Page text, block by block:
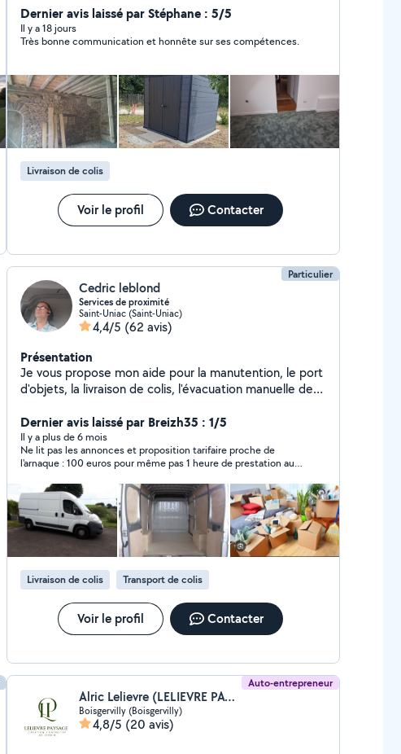
peux proposer de nombreux services de bricolages,
d'entretien interieur et exterieur, petit jardinage-
debroussaillage à definir.
Dernier avis laissé par Stéphane : 5/5
Il y a 18 jours
Très bonne communication et honnête sur ses compétences.
Livraison de colis
Voir le profil Contacter
Particulier
Cedric leblond
Services de proximité
Saint-Uniac (Saint-Uniac)
4,4/5 (62 avis)
Présentation
Je vous propose mon aide pour la manutention, le port
d'objets, la livraison de colis, l'évacuation manuelle de
prêt à rendre service Contactez moi !
Dernier avis laissé par Breizh35 : 1/5
Il y a plus de 6 mois
Ne lit pas les annonces et proposition tarifaire proche de
l'arnaque : 100 euros pour même pas 1 heure de prestation au
d'appartement !!! Je ne ferai donc pas affaire avec vous.
Livraison de colis Transport de colis
Voir le profil Contacter
Auto-entrepreneur
Alric Lelievre (LELIEVRE PAYSAGE)
Boisgervilly (Boisgervilly)
4,8/5 (20 avis)